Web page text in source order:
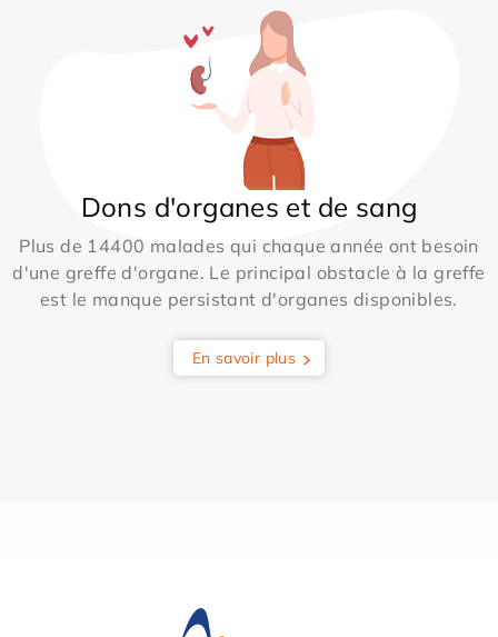
Dons d'organes et de sang
Plus de 14400 malades qui chaque année ont besoin
d'une greffe d'organe. Le principal obstacle à la greffe
est le manque persistant d'organes disponibles.
En savoir plus